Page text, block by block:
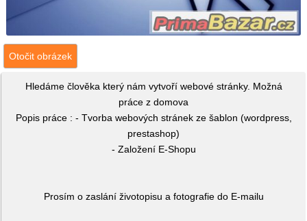
Otočit obrázek
Hledáme člověka který nám vytvoří webové stránky. Možná
práce z domova
Popis práce : - Tvorba webových stránek ze šablon (wordpress,
prestashop)
- Založení E-Shopu
Prosím o zaslání životopisu a fotografie do E-mailu